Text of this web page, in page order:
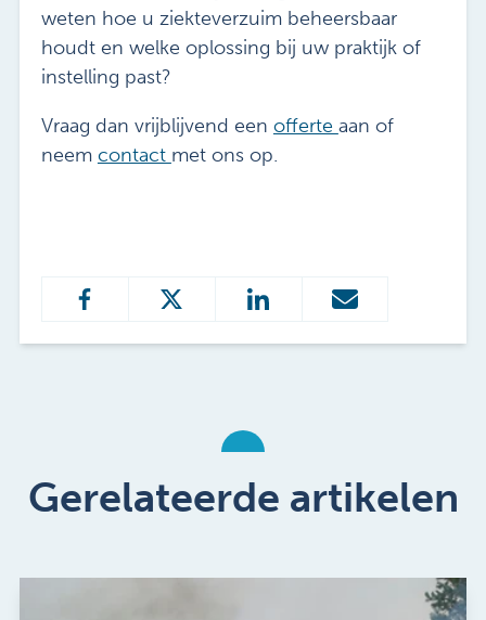
weten hoe u ziekteverzuim beheersbaar
houdt en welke oplossing bij uw praktijk of
instelling past?
Vraag dan vrijblijvend een offerte aan of
neem contact met ons op.
Gerelateerde artikelen